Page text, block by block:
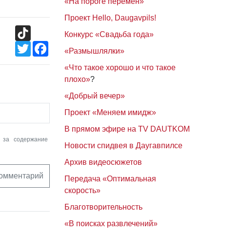
TikTok
TwitterFacebook
содержание
Проект Hello, Daugavpils!
Конкурс «Свадьба года»
«Размышлялки»
«Что такое хорошо и что такое
плохо»?
«Добрый вечер»
Проект «Меняем имидж»
В прямом эфире на TV DAUTKOM
Новости спидвея в Даугавпилсе
Архив видеосюжетов
Передача «Оптимальная
скорость»
Благотворительность
«В поисках развлечений»